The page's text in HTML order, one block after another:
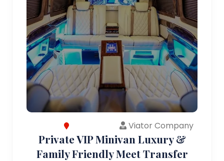
Viator Company
Private VIP Minivan Luxury &
Family Friendly Meet Transfer